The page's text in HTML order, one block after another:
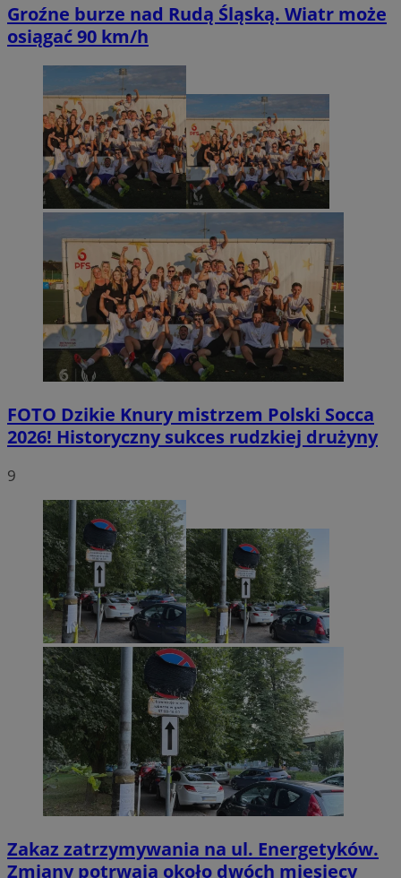
Groźne burze nad Rudą Śląską. Wiatr może
osiągać 90 km/h
FOTO Dzikie Knury mistrzem Polski Socca
2026! Historyczny sukces rudzkiej drużyny
9
Zakaz zatrzymywania na ul. Energetyków.
Zmiany potrwają około dwóch miesięcy